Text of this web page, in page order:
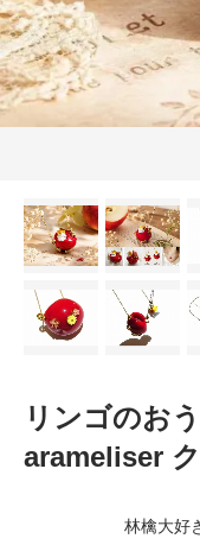
リンゴのお
arameliser
林檎大好